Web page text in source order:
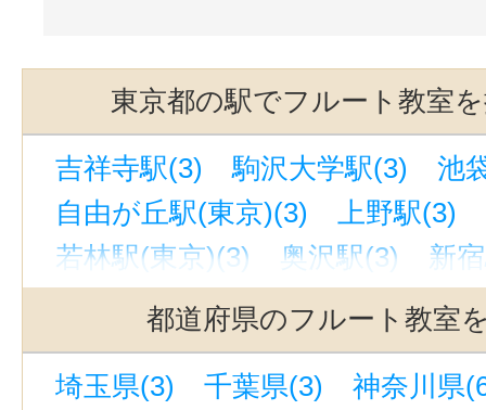
東京都の駅でフルート教室
吉祥寺駅(3) 駒沢大学駅(3)
池
自由が丘駅(東京)(3)
上野駅(3)
若林駅(東京)(3)
奥沢駅(3)
新
下北沢駅(3)
京成上野駅(3)
恵比寿駅(東京)(3)
緑が丘駅(東
有楽町駅(3)
池ノ上駅(3)
中目
都道府県のフルート教室
埼玉県(3) 千葉県(3)
神奈川県